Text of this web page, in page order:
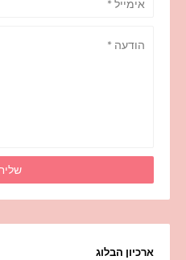
ארכיון הבלוג